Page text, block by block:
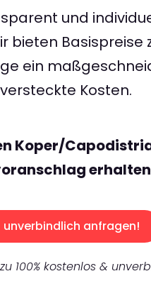
und
bieten Basispreise
ein
Kosten.
Koper/
unverbindlich anfragen!
100% kostenlos &